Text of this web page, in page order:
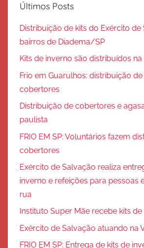
Últimos Posts
Distribuição de kits do Exército de
bairros de Diadema/SP
Kits de inverno são distribuídos na
Frio em Guarulhos: distribuição
cobertores
Distribuição de cobertores e
paulista
FRIO EM SP: Voluntários fazem
cobertores
Exército de Salvação realiza
inverno e refeições para pessoas
rua
Instituto Super Mãe recebe kits
Exército de Salvação atuando na
FRIO EM SP: Entrega de kits de